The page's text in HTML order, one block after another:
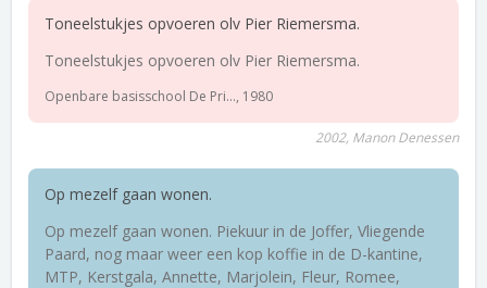
Toneelstukjes opvoeren olv Pier Riemersma.
Toneelstukjes opvoeren olv Pier Riemersma.
Openbare basisschool De Pri..., 1980
2002, Manon Denessen
Op mezelf gaan wonen.
Op mezelf gaan wonen. Piekuur in de Joffer, Vliegende
Paard, nog maar weer een kop koffie in de D-kantine,
MTP, Kerstgala, Annette, Marjolein, Fleur, Romee,